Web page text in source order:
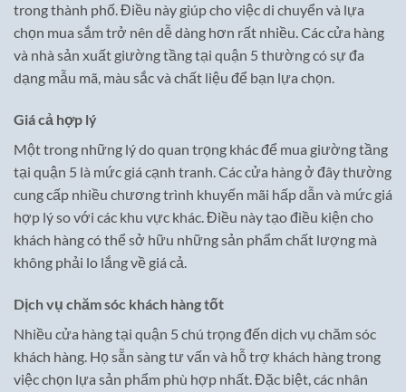
trong thành phố. Điều này giúp cho việc di chuyển và lựa
chọn mua sắm trở nên dễ dàng hơn rất nhiều. Các cửa hàng
và nhà sản xuất giường tầng tại quận 5 thường có sự đa
dạng mẫu mã, màu sắc và chất liệu để bạn lựa chọn.
Giá cả hợp lý
Một trong những lý do quan trọng khác để mua giường tầng
tại quận 5 là mức giá cạnh tranh. Các cửa hàng ở đây thường
cung cấp nhiều chương trình khuyến mãi hấp dẫn và mức giá
hợp lý so với các khu vực khác. Điều này tạo điều kiện cho
khách hàng có thể sở hữu những sản phẩm chất lượng mà
không phải lo lắng về giá cả.
Dịch vụ chăm sóc khách hàng tốt
Nhiều cửa hàng tại quận 5 chú trọng đến dịch vụ chăm sóc
khách hàng. Họ sẵn sàng tư vấn và hỗ trợ khách hàng trong
việc chọn lựa sản phẩm phù hợp nhất. Đặc biệt, các nhân